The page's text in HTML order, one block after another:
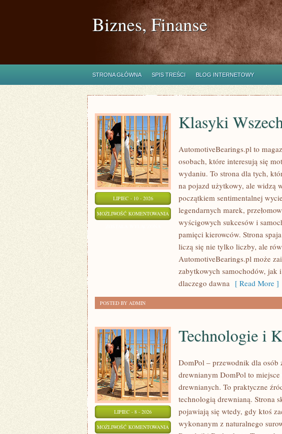
Biznes, Finanse
STRONA GŁÓWNA SPIS TREŚCI BLOG INTERNETOWY
LIPIEC - 10 - 2026
MOŻLIWOŚĆ KOMENTOWANIA KLASYKI
WSZECH
CZASÓW
Klasyki
AutomotiveBearings.pl to
osobach, które interesują się
wydaniu. To strona dla tych,
na pojazd użytkowy, ale widzą
początkiem sentimentalnej
legendarnych marek,
wyścigowych sukcesów i
pamięci kierowców. Strona
liczą się nie tylko liczby, ale
AutomotiveBearings.pl może
zabytkowych samochodów,
dlaczego dawna [ Read More ]
POSTED BY ADMIN
LIPIEC - 8 - 2026
MOŻLIWOŚĆ KOMENTOWANIA TECHNOLOGIE
Technologie i
DomPol – przewodnik dla osób
drewnianym DomPol to
drewnianych. To praktyczne
technologią drewnianą. Strona
pojawiają się wtedy, gdy ktoś
wykonanym z naturalnego